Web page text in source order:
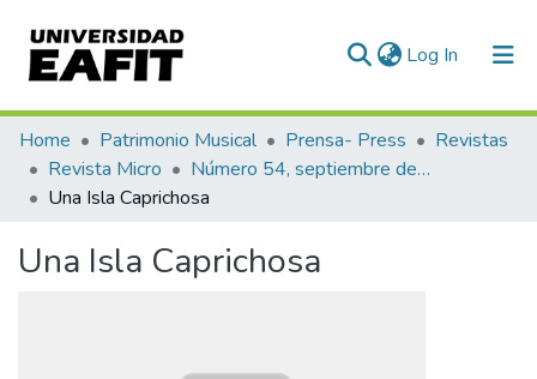
Log In (current)
Communities & Collections
All of DSpace
Home Patrimonio Musical Prensa- Press
Revistas
Revista Micro
Número 54, septiembre de 1943
Una Isla Caprichosa
Una Isla Caprichosa